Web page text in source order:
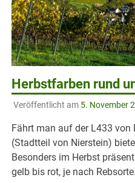
Herbstfarben rund
Veröffentlicht am 5. November
Fährt man auf der L433
(Stadtteil von Nierstein)
Besonders im Herbst
gelb bis rot, je nach